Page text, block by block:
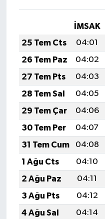
İMSAK
25 Tem Cts
04:01
26 Tem Paz
04:02
27 Tem Pts
04:03
28 Tem Sal
04:05
29 Tem Çar
04:06
30 Tem Per
04:07
31 Tem Cum
04:08
1 Ağu Cts
04:10
2 Ağu Paz
04:11
3 Ağu Pts
04:12
4 Ağu Sal
04:14